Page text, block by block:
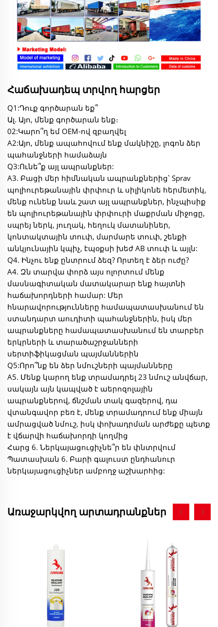
Հաճախադեպ տրվող հարցեր
Q1:Դուք գործարան եք՞
Ալ. Այո, մենք գործարան ենք։
02:Կարո՞ղ եմ OEM-ով զբաղվել
A2:Այո, մենք ապահովում ենք մակնիշը, լոգոն ձեր
պահանջների համաձայն
Q3:Ունե՞ք այլ ապրանքներ:
A3. Բացի մեր հիմնական ապրանքներից՝ Sprav
պոլիուրեթանային փրփուր և սիլիկոնե հերմետիկ,
մենք ունենք նաև շատ այլ ապրանքներ, ինչպիսիք
են պոլիուրեթանային փրփուրի մաքրման միջոցը,
սպրեյ ներկ, յուղակ, հեղուկ մատանիներ,
կոնտակտային տուփ, մարմարե տուփ, շենքի
անկյունային կպիչ, էպօքսի խեժ AB տուփ և այլն:
Q4. Ինչու ենք ընտրում ձեզ? Որտեղ է ձեր ուժը?
A4. Զն տարվա փորձ այս ոլորտում մենք
մասնագիտական մատակարար ենք հայտնի
հաճախորդների համար: Մեր
հնարավորությունները համապատասխանում են
ստանդարտ աուդիտի պահանջներին, իսկ մեր
ապրանքները համապատասխանում են տարբեր
երկրների և տարածաշրջանների
սերտիֆիկացման պայմաններին
Q5:Որո՞նք են ձեր նմուշների պայմանները
A5. Մենք կարող ենք տրամադրել 23 նմուշ անվճար,
սակայն այն կապված է աերոզոլային
ապրանքներով, ճնշման տակ գազերով, դա
վտանգավոր բեռ է, մենք տրամադրում ենք միայն
ամրացված նմուշ, իսկ փոխադրման արժեքը պետք
է վճարվի հաճախորդի կողմից
Հարց 6. Ներկայացուցիչնե՞ր են փնտրվում
Պատասխան 6. Բարի գալուստ ընդհանուր
ներկայացուցիչներ ամբողջ աշխարհից:
Առաջարկվող արտադրանքներ